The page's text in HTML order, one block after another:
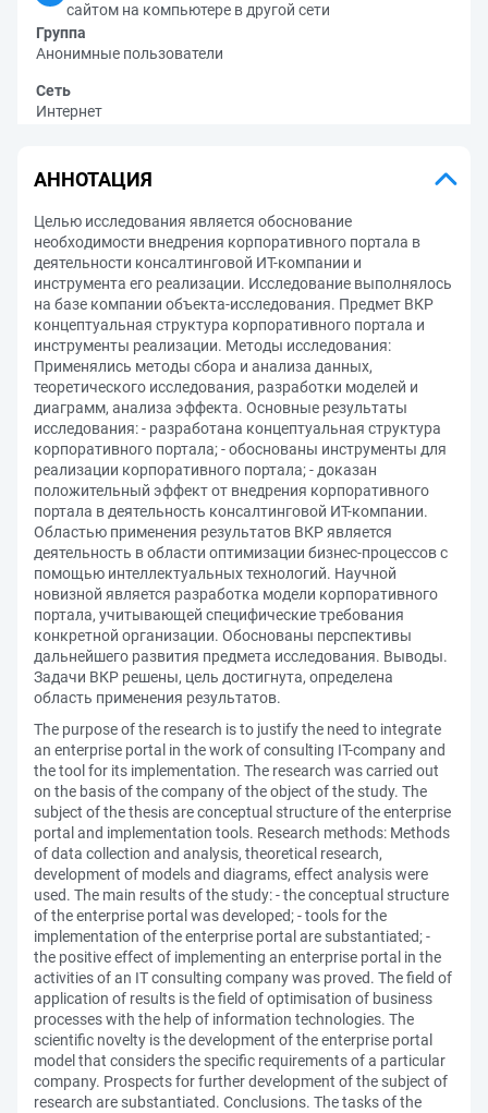
сайтом на компьютере в другой сети
Группа
Анонимные пользователи
Сеть
Интернет
АННОТАЦИЯ
Целью исследования является обоснование
необходимости внедрения корпоративного портала в
деятельности консалтинговой ИТ-компании и
инструмента его реализации. Исследование выполнялось
на базе компании объекта-исследования. Предмет ВКР
концептуальная структура корпоративного портала и
инструменты реализации. Методы исследования:
Применялись методы сбора и анализа данных,
теоретического исследования, разработки моделей и
диаграмм, анализа эффекта. Основные результаты
исследования: - разработана концептуальная структура
корпоративного портала; - обоснованы инструменты для
реализации корпоративного портала; - доказан
положительный эффект от внедрения корпоративного
портала в деятельность консалтинговой ИТ-компании.
Областью применения результатов ВКР является
деятельность в области оптимизации бизнес-процессов с
помощью интеллектуальных технологий. Научной
новизной является разработка модели корпоративного
портала, учитывающей специфические требования
конкретной организации. Обоснованы перспективы
дальнейшего развития предмета исследования. Выводы.
Задачи ВКР решены, цель достигнута, определена
область применения результатов.
The purpose of the research is to justify the need to integrate
an enterprise portal in the work of consulting IT-company and
the tool for its implementation. The research was carried out
on the basis of the company of the object of the study. The
subject of the thesis are conceptual structure of the enterprise
portal and implementation tools. Research methods: Methods
of data collection and analysis, theoretical research,
development of models and diagrams, effect analysis were
used. The main results of the study: - the conceptual structure
of the enterprise portal was developed; - tools for the
implementation of the enterprise portal are substantiated; -
the positive effect of implementing an enterprise portal in the
activities of an IT consulting company was proved. The field of
application of results is the field of optimisation of business
processes with the help of information technologies. The
scientific novelty is the development of the enterprise portal
model that considers the specific requirements of a particular
company. Prospects for further development of the subject of
research are substantiated. Conclusions. The tasks of the